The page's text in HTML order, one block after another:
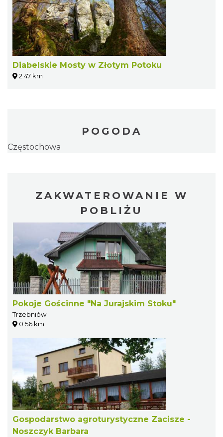
Diabelskie Mosty w Złotym Potoku
2.47 km
POGODA
Częstochowa
ZAKWATEROWANIE W
POBLIŻU
Pokoje Gościnne "Na Jurajskim Stoku"
Trzebniów
0.56 km
Gospodarstwo agroturystyczne Zacisze -
Noszczyk Barbara